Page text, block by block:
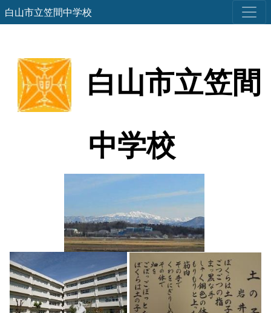
白山市立笠間中学校
白山市立笠間
中学校